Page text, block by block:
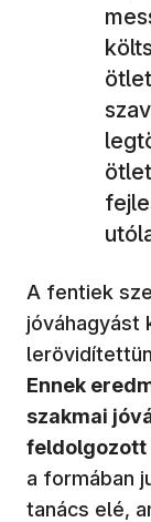
A fentiek
jóváhagyást
Ennek
szakmai
feldolgozott
a formában
tanács elé,